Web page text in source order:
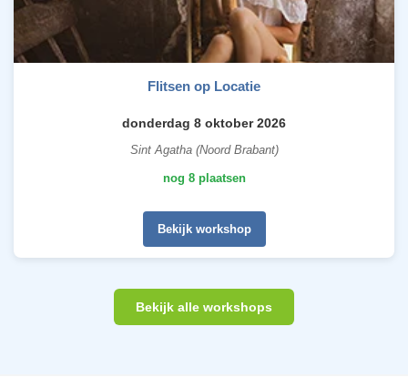
Flitsen op Locatie
donderdag 8 oktober 2026
Sint Agatha (Noord Brabant)
nog 8 plaatsen
Bekijk workshop
Bekijk alle workshops